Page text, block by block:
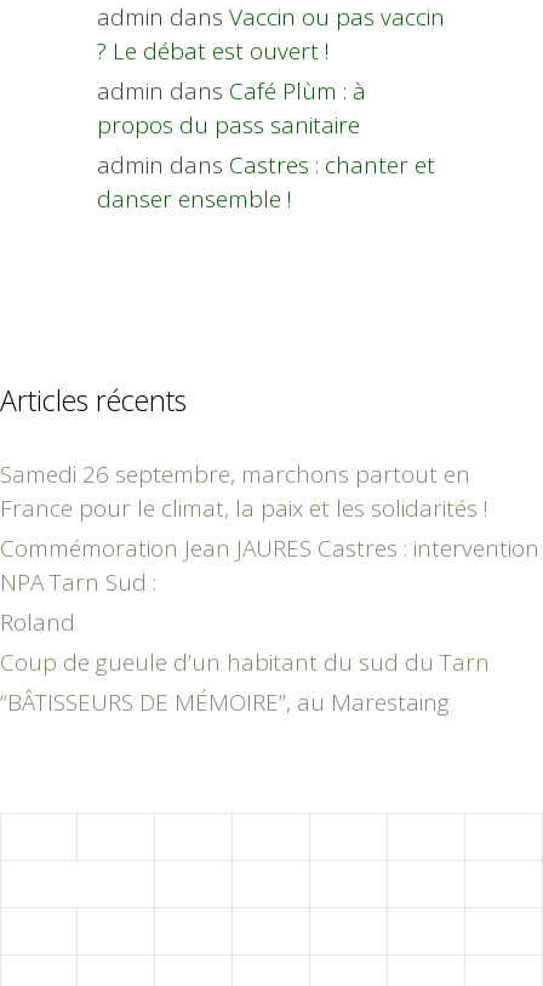
admin dans Vaccin ou pas vaccin
? Le débat est ouvert !
admin dans Café Plùm : à
propos du pass sanitaire
admin dans Castres : chanter et
danser ensemble !
Articles récents
Samedi 26 septembre, marchons partout en
France pour le climat, la paix et les solidarités !
Commémoration Jean JAURES Castres : intervention
NPA Tarn Sud :
Roland
Coup de gueule d’un habitant du sud du Tarn
“BÂTISSEURS DE MÉMOIRE”, au Marestaing